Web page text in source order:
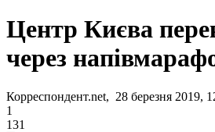
Центр Києва
через
Корреспондент.net, 28 березня 2019,
1
131